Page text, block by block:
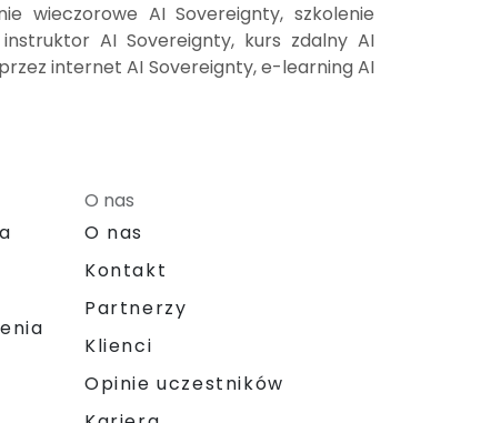
wieczorowe AI Sovereignty, szkolenie
AI Sovereignty, kurs zdalny AI
internet AI Sovereignty, e-learning AI
O nas
O nas
Kontakt
Partnerzy
Klienci
Opinie uczestników